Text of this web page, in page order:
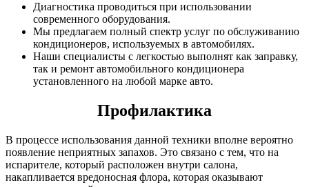
Диагностика проводиться при использовании
современного оборудования.
Мы предлагаем полный спектр услуг по обслуживанию
кондиционеров, используемых в автомобилях.
Наши специалисты с легкостью выполнят как заправку,
так и ремонт автомобильного кондиционера
установленного на любой марке авто.
Профилактика
В процессе использования данной техники вполне вероятно
появление неприятных запахов. Это связано с тем, что на
испарителе, который расположен внутри салона,
накапливается вредоносная флора, которая оказывают